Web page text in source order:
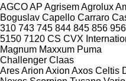
AGCOAP AgrisemAgrolux
Boguslav Capello Carraro
310 743 745 844 845 856 956
5150 7120 CS CVX
Magnum Maxxum Puma
Challenger Claas
AresArion Axion Axos Celtis